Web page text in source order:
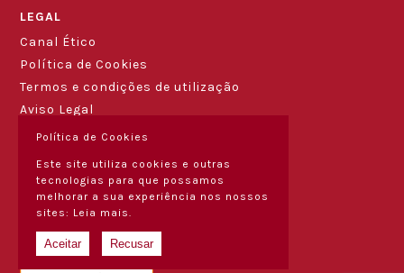
LEGAL
Canal Ético
Política de Cookies
Termos e condições de utilização
Aviso Legal
Política de Cookies
Este site utiliza cookies e outras
tecnologias para que possamos
melhorar a sua experiência nos nossos
sites: Leia mais.
Aceitar Recusar